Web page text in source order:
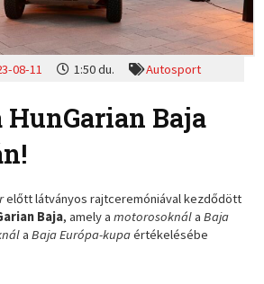
08-11 1:50 du. Autosport
Baja
előtt látványos rajtceremóniával kezdődött
Baja, amely amotorosoknálaBaja
aBaja Európa-kupaértékelésébe